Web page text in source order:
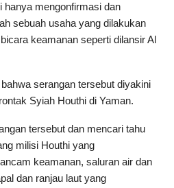
hanya mengonfirmasi dan
sebuah usaha yang dilakukan
keamanan seperti dilansir Al
serangan tersebut diyakini
Syiah Houthi di Yaman.
tersebut dan mencari tahu
milisi Houthi yang
keamanan, saluran air dan
dan ranjau laut yang